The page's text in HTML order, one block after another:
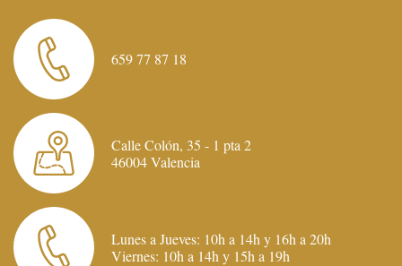
659 77 87 18
Calle Colón, 35 - 1 pta 2
46004 Valencia
Lunes a Jueves: 10h a 14h y 16h a 20h
Viernes: 10h a 14h y 15h a 19h